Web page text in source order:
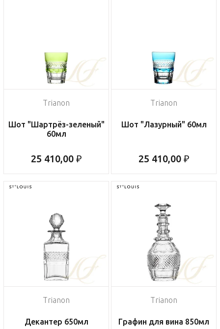
Trianon
Шот "Шартрёз-зеленый"
60мл
25 410,00 ₽
Trianon
Шот "Лазурный" 60мл
25 410,00 ₽
Trianon
Декантер 650мл
Trianon
Графин для вина 850мл